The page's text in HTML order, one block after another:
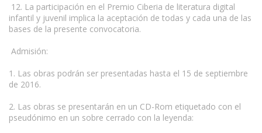
12. La participación en el Premio Ciberia de literatura digital
infantil y juvenil implica la aceptación de todas y cada una de las
bases de la presente convocatoria.
Admisión:
1. Las obras podrán ser presentadas hasta el 15 de septiembre
de 2016.
2. Las obras se presentarán en un CD-Rom etiquetado con el
pseudónimo en un sobre cerrado con la leyenda: